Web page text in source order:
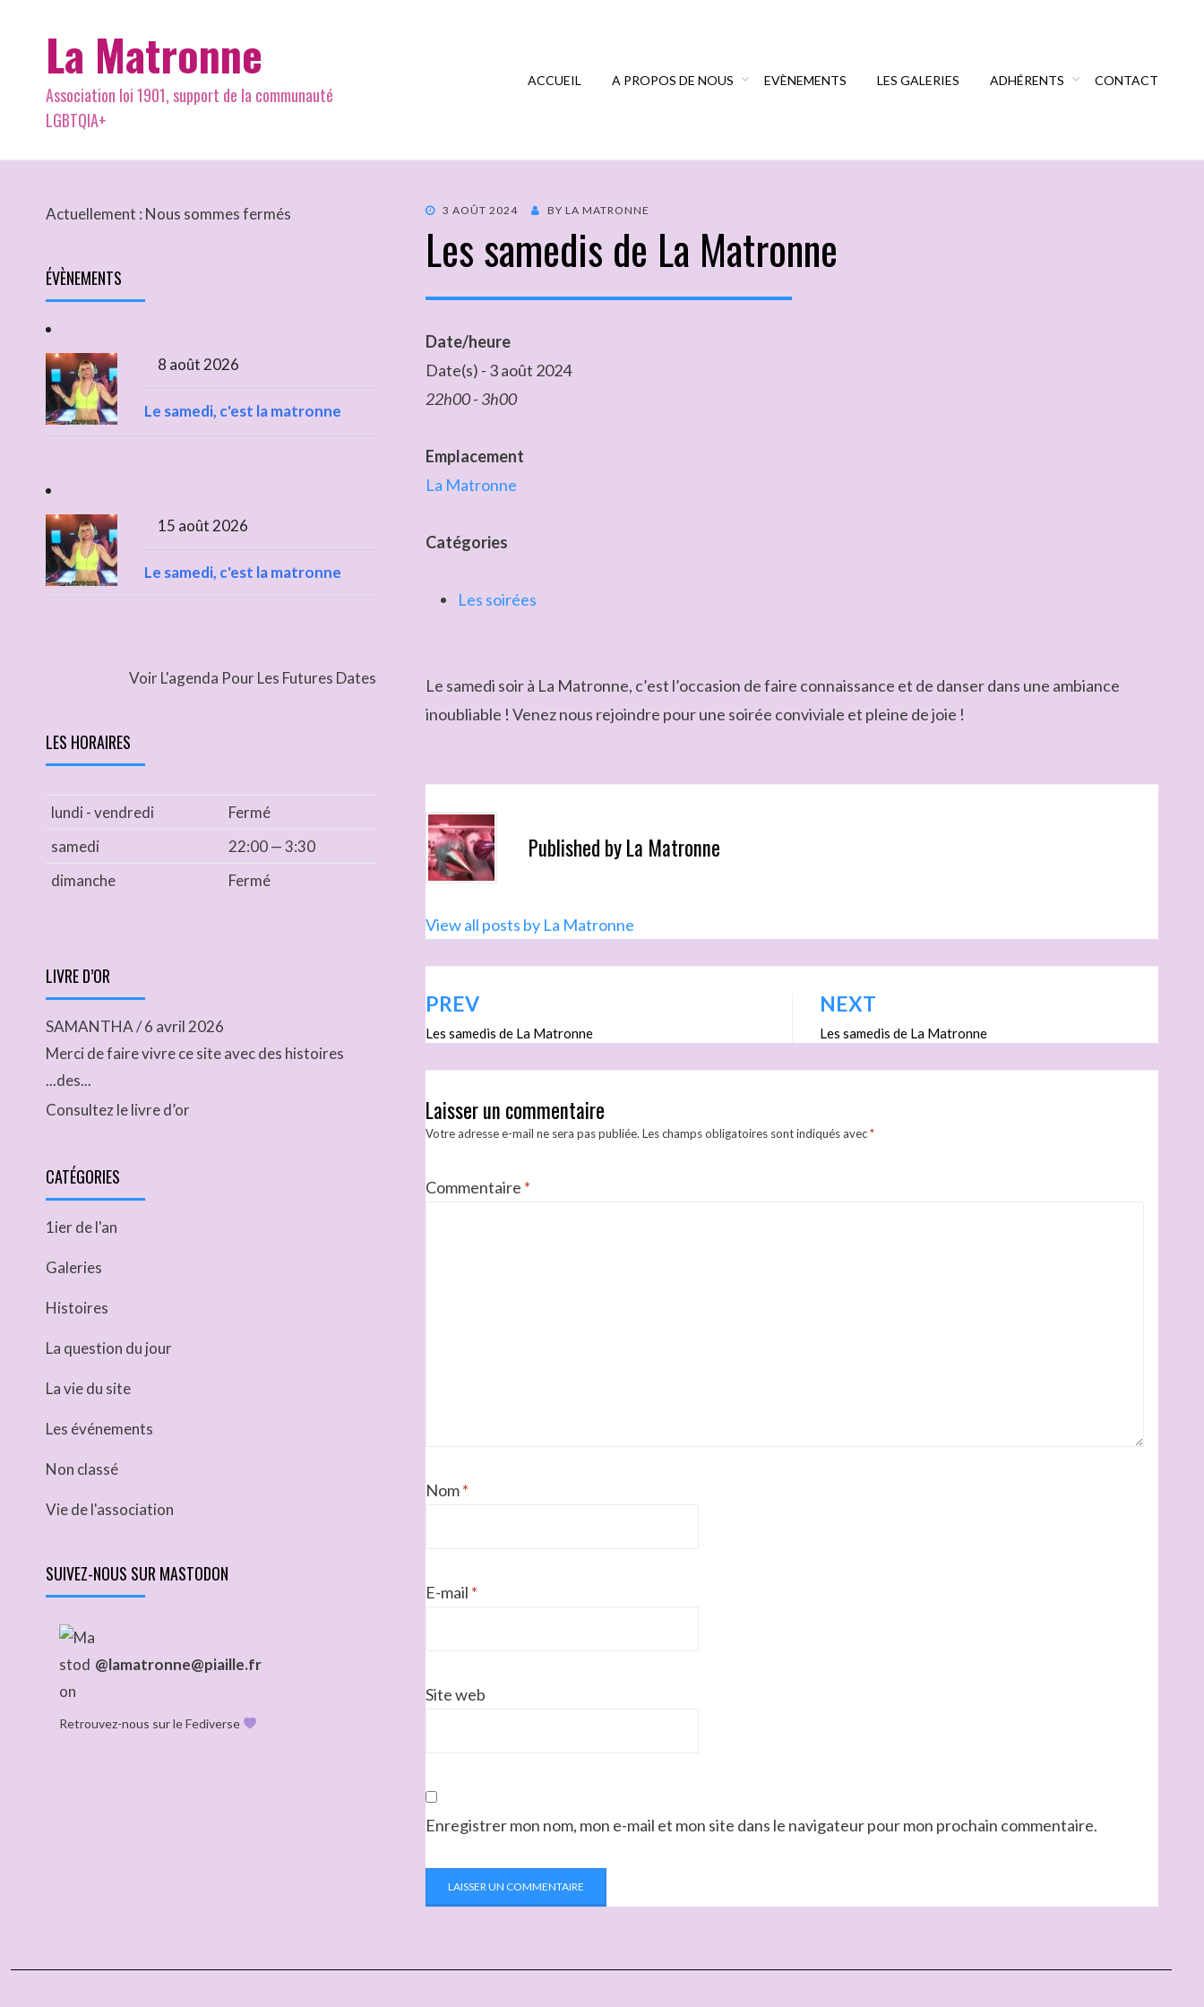
La Matronne
Association loi 1901, support de la communauté
LGBTQIA+
ACCUEIL A PROPOS DE NOUS EVÈNEMENTS LES GALERIES ADHÉRENTS CONTACT
3 AOÛT 2024 BY LA MATRONNE
Les samedis de La Matronne
Date/heure
Date(s) - 3 août 2024
22h00 - 3h00
Emplacement
La Matronne
Catégories
Les soirées
Le samedi soir à La Matronne, c’est l’occasion de faire connaissance et de danser dans une ambiance
inoubliable ! Venez nous rejoindre pour une soirée conviviale et pleine de joie !
Published byLa Matronne
View all posts by La Matronne
PREV
Les samedis de La Matronne
NEXT
Les samedis de La Matronne
Laisser un commentaire
Votre adresse e-mail ne sera pas publiée. Les champs obligatoires sont indiqués avec*
Commentaire *
Nom*
E-mail *
Site web
Enregistrer mon nom, mon e-mail et mon site dans le navigateur pour mon prochain commentaire.
Actuellement : Nous sommes fermés
ÉVÈNEMENTS
8 août 2026
Le samedi, c'est la matronne
15 août 2026
Le samedi, c'est la matronne
Voir L'agenda Pour Les Futures Dates
LES HORAIRES
lundi - vendredi
Fermé
samedi
22:00 — 3:30
dimanche
Fermé
LIVRE D’OR
SAMANTHA/6 avril 2026
Merci de faire vivre ce site avec des histoires
...des...
Consultez le livre d’or
CATÉGORIES
1ier de l'an
Galeries
Histoires
La question du jour
La vie du site
Les événements
Non classé
Vie de l'association
SUIVEZ-NOUS SUR MASTODON
@lamatronne@piaille.fr
Retrouvez-nous sur le Fediverse